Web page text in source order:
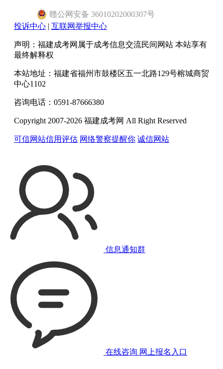
赣公网安备 36010202000307号
投诉中心 | 互联网举报中心
声明：福建成考网属于成考信息交流民间网站 本站享有
最终解释权
本站地址：福建省福州市鼓楼区五一北路129号榕城商贸
中心1102
咨询电话：0591-87666380
Copyright 2007-2026 福建成考网 All Right Reserved
可信网站信用评估 网络警察提醒你 诚信网站
信息通知群
在线咨询 网上报名入口